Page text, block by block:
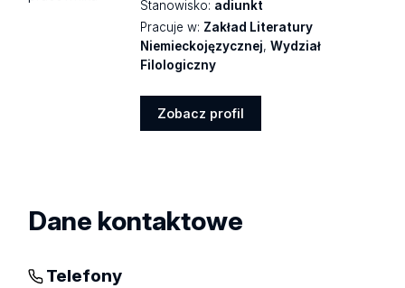
Stanowisko: adiunkt
Pracuje w: Zakład Literatury
Niemieckojęzycznej,Wydział
Filologiczny
Zobacz profil
Dane kontaktowe
Telefony